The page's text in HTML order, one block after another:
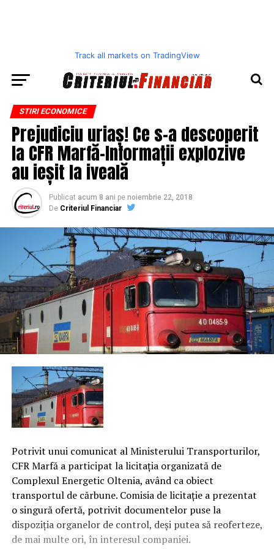
Track all markets on TradingView
STIRI ECONOMICE
Prejudiciu uriaș! Ce s-a descoperit
la CFR Marfă-Informații explozive
au ieșit la iveală
Publicat acum 8 ani pe noiembrie 22, 2018
De Criteriul Financiar
Potrivit unui comunicat al Ministerului Transporturilor,
CFR Marfă a participat la licitaţia organizată de
Complexul Energetic Oltenia, având ca obiect
transportul de cărbune. Comisia de licitaţie a prezentat
o singură ofertă, potrivit documentelor puse la
dispoziţia organelor de control, deşi putea să reoferteze,
de mai multe ori, în interesul companiei.